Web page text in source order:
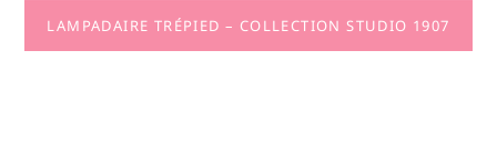
LAMPADAIRE TRÉPIED – COLLECTION STUDIO 1907